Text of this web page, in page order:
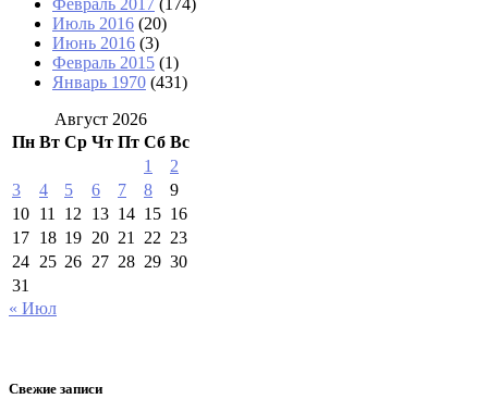
Февраль 2017 (174)
Июль 2016 (20)
Июнь 2016 (3)
Февраль 2015 (1)
Январь 1970 (431)
Август 2026
Пн Вт Ср Чт Пт Сб Вс
1
2
3
4 5 6 7 8
9
10 11 12 13 14 15 16
17 18 19 20 21 22 23
24 25 26 27 28 29 30
31
« Июл
Свежие записи